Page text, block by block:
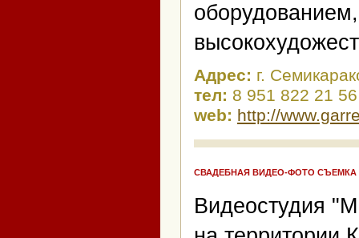
Адрес: г.
тел: 8 951 822 21
web: http://
СВАДЕБНАЯ ВИДЕО-ФОТО СЪЕМКА
Видеостудия